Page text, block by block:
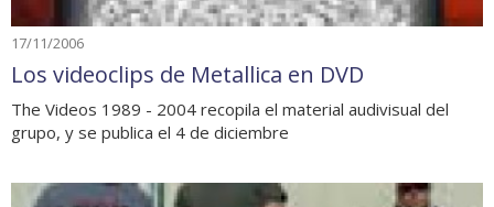
17/11/2006
Los videoclips de Metallica en DVD
The Videos 1989 - 2004 recopila el material audivisual del
grupo, y se publica el 4 de diciembre